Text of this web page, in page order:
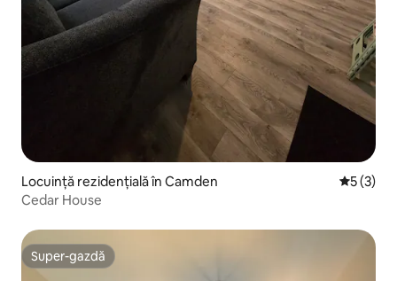
Locuință rezidențială în Camden Scor
5 (3)
Cedar House
Super-gazdă
Super-gazdă